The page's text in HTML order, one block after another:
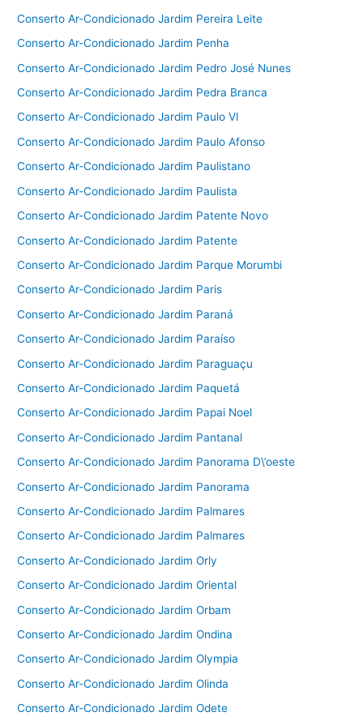
Conserto Ar-Condicionado Jardim Pereira Leite
Conserto Ar-Condicionado Jardim Penha
Conserto Ar-Condicionado Jardim Pedro José Nunes
Conserto Ar-Condicionado Jardim Pedra Branca
Conserto Ar-Condicionado Jardim Paulo VI
Conserto Ar-Condicionado Jardim Paulo Afonso
Conserto Ar-Condicionado Jardim Paulistano
Conserto Ar-Condicionado Jardim Paulista
Conserto Ar-Condicionado Jardim Patente Novo
Conserto Ar-Condicionado Jardim Patente
Conserto Ar-Condicionado Jardim Parque Morumbi
Conserto Ar-Condicionado Jardim Paris
Conserto Ar-Condicionado Jardim Paraná
Conserto Ar-Condicionado Jardim Paraíso
Conserto Ar-Condicionado Jardim Paraguaçu
Conserto Ar-Condicionado Jardim Paquetá
Conserto Ar-Condicionado Jardim Papai Noel
Conserto Ar-Condicionado Jardim Pantanal
Conserto Ar-Condicionado Jardim Panorama D\’oeste
Conserto Ar-Condicionado Jardim Panorama
Conserto Ar-Condicionado Jardim Palmares
Conserto Ar-Condicionado Jardim Palmares
Conserto Ar-Condicionado Jardim Orly
Conserto Ar-Condicionado Jardim Oriental
Conserto Ar-Condicionado Jardim Orbam
Conserto Ar-Condicionado Jardim Ondina
Conserto Ar-Condicionado Jardim Olympia
Conserto Ar-Condicionado Jardim Olinda
Conserto Ar-Condicionado Jardim Odete